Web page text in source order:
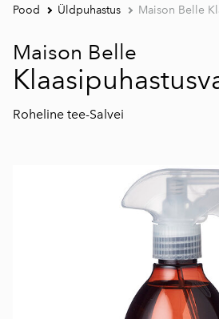
Pood Üldpuhastus Maison Belle
Maison Belle
Roheline tee-Salvei